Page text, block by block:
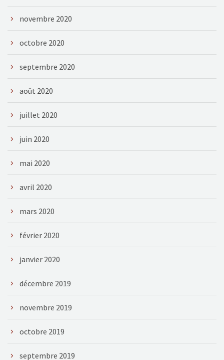
novembre 2020
octobre 2020
septembre 2020
août 2020
juillet 2020
juin 2020
mai 2020
avril 2020
mars 2020
février 2020
janvier 2020
décembre 2019
novembre 2019
octobre 2019
septembre 2019